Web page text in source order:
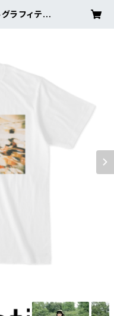
ラフィティT